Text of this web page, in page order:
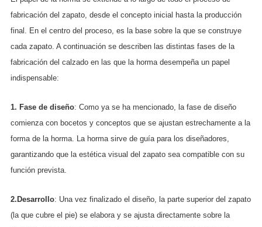
fabricación del zapato, desde el concepto inicial hasta la producción
final. En el centro del proceso, es la base sobre la que se construye
cada zapato. A continuación se describen las distintas fases de la
fabricación del calzado en las que la horma desempeña un papel
indispensable:
1. Fase de diseño: Como ya se ha mencionado, la fase de diseño
comienza con bocetos y conceptos que se ajustan estrechamente a la
forma de la horma. La horma sirve de guía para los diseñadores,
garantizando que la estética visual del zapato sea compatible con su
función prevista.
2.Desarrollo: Una vez finalizado el diseño, la parte superior del zapato
(la que cubre el pie) se elabora y se ajusta directamente sobre la